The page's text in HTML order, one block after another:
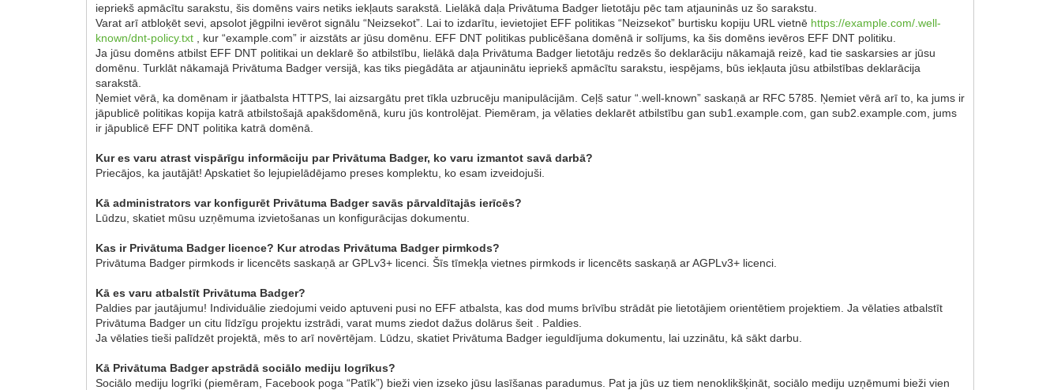
iepriekš apmācītu sarakstu, šis domēns vairs netiks iekļauts sarakstā. Lielākā daļa Privātuma Badger lietotāju pēc tam atjauninās uz šo sarakstu.
Varat arī atbloķēt sevi, apsolot jēgpilni ievērot signālu “Neizsekot”. Lai to izdarītu, ievietojiet EFF politikas “Neizsekot” burtisku kopiju URL vietnē https://example.com/.well-
known/dnt-policy.txt , kur “example.com” ir aizstāts ar jūsu domēnu. EFF DNT politikas publicēšana domēnā ir solījums, ka šis domēns ievēros EFF DNT politiku.
Ja jūsu domēns atbilst EFF DNT politikai un deklarē šo atbilstību, lielākā daļa Privātuma Badger lietotāju redzēs šo deklarāciju nākamajā reizē, kad tie saskarsies ar jūsu
domēnu. Turklāt nākamajā Privātuma Badger versijā, kas tiks piegādāta ar atjauninātu iepriekš apmācītu sarakstu, iespējams, būs iekļauta jūsu atbilstības deklarācija
sarakstā.
Ņemiet vērā, ka domēnam ir jāatbalsta HTTPS, lai aizsargātu pret tīkla uzbrucēju manipulācijām. Ceļš satur “.well-known” saskaņā ar RFC 5785. Ņemiet vērā arī to, ka jums ir
jāpublicē politikas kopija katrā atbilstošajā apakšdomēnā, kuru jūs kontrolējat. Piemēram, ja vēlaties deklarēt atbilstību gan sub1.example.com, gan sub2.example.com, jums
ir jāpublicē EFF DNT politika katrā domēnā.
Kur es varu atrast vispārīgu informāciju par Privātuma Badger, ko varu izmantot savā darbā?
Priecājos, ka jautājāt! Apskatiet šo lejupielādējamo preses komplektu, ko esam izveidojuši.
Kā administrators var konfigurēt Privātuma Badger savās pārvaldītajās ierīcēs?
Lūdzu, skatiet mūsu uzņēmuma izvietošanas un konfigurācijas dokumentu.
Kas ir Privātuma Badger licence? Kur atrodas Privātuma Badger pirmkods?
Privātuma Badger pirmkods ir licencēts saskaņā ar GPLv3+ licenci. Šīs tīmekļa vietnes pirmkods ir licencēts saskaņā ar AGPLv3+ licenci.
Kā es varu atbalstīt Privātuma Badger?
Paldies par jautājumu! Individuālie ziedojumi veido aptuveni pusi no EFF atbalsta, kas dod mums brīvību strādāt pie lietotājiem orientētiem projektiem. Ja vēlaties atbalstīt
Privātuma Badger un citu līdzīgu projektu izstrādi, varat mums ziedot dažus dolārus šeit . Paldies.
Ja vēlaties tieši palīdzēt projektā, mēs to arī novērtējam. Lūdzu, skatiet Privātuma Badger ieguldījuma dokumentu, lai uzzinātu, kā sākt darbu.
Kā Privātuma Badger apstrādā sociālo mediju logrīkus?
Sociālo mediju logrīki (piemēram, Facebook poga “Patīk”) bieži vien izseko jūsu lasīšanas paradumus. Pat ja jūs uz tiem nenoklikšķināt, sociālo mediju uzņēmumi bieži vien